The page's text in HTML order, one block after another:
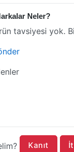
Neler?
tavsiyesi yok.
Kanıt